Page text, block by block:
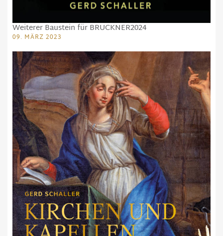
Weiterer Baustein für BRUCKNER2024
09. MÄRZ 2023